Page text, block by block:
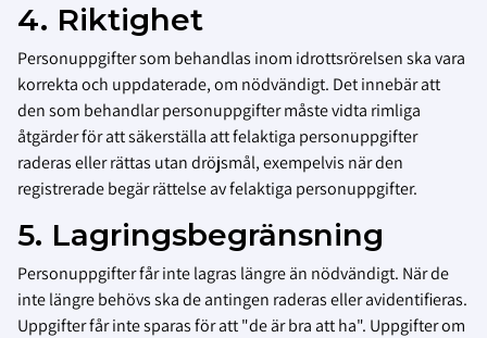
4. Riktighet
Personuppgifter som behandlas inom idrottsrörelsen ska vara
korrekta och uppdaterade, om nödvändigt. Det innebär att
den som behandlar personuppgifter måste vidta rimliga
åtgärder för att säkerställa att felaktiga personuppgifter
raderas eller rättas utan dröjsmål, exempelvis när den
registrerade begär rättelse av felaktiga personuppgifter.
5. Lagringsbegränsning
Personuppgifter får inte lagras längre än nödvändigt. När de
inte längre behövs ska de antingen raderas eller avidentifieras.
Uppgifter får inte sparas för att "de är bra att ha". Uppgifter om